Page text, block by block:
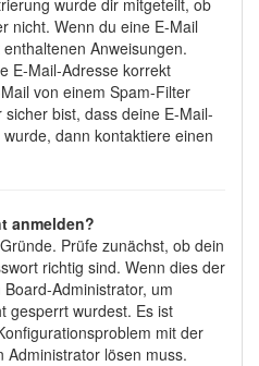
wurde dir mitgeteilt, ob
nicht. Wenn du eine E-Mail
Anweisungen.
E-Mail-Adresse korrekt
von einem Spam-Filter
bist, dass deine E-Mail-
dann kontaktiere einen
anmelden?
Prüfe zunächst, ob dein
richtig sind. Wenn dies der
Administrator, um
gesperrt wurdest. Es ist
mit der
Administrator lösen muss.